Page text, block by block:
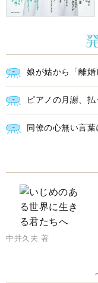
娘が姑から「離
ピアノの月謝、払
同僚の心無い言
中井久夫 著